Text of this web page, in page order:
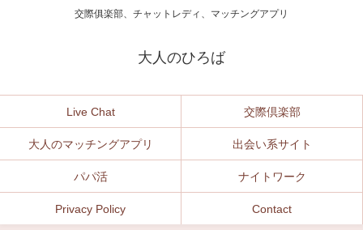
交際俱楽部、チャットレディ、マッチングアプリ
大人のひろば
Live Chat 交際倶楽部
大人のマッチングアプリ 出会い系サイト
パパ活 ナイトワーク
Privacy Policy Contact